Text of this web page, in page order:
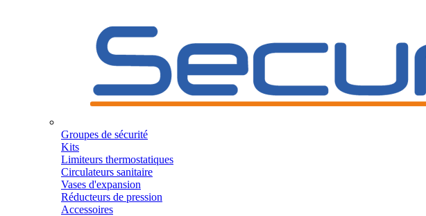
Groupes de sécurité
Kits
Limiteurs thermostatiques
Circulateurs sanitaire
Vases d'expansion
Réducteurs de pression
Accessoires